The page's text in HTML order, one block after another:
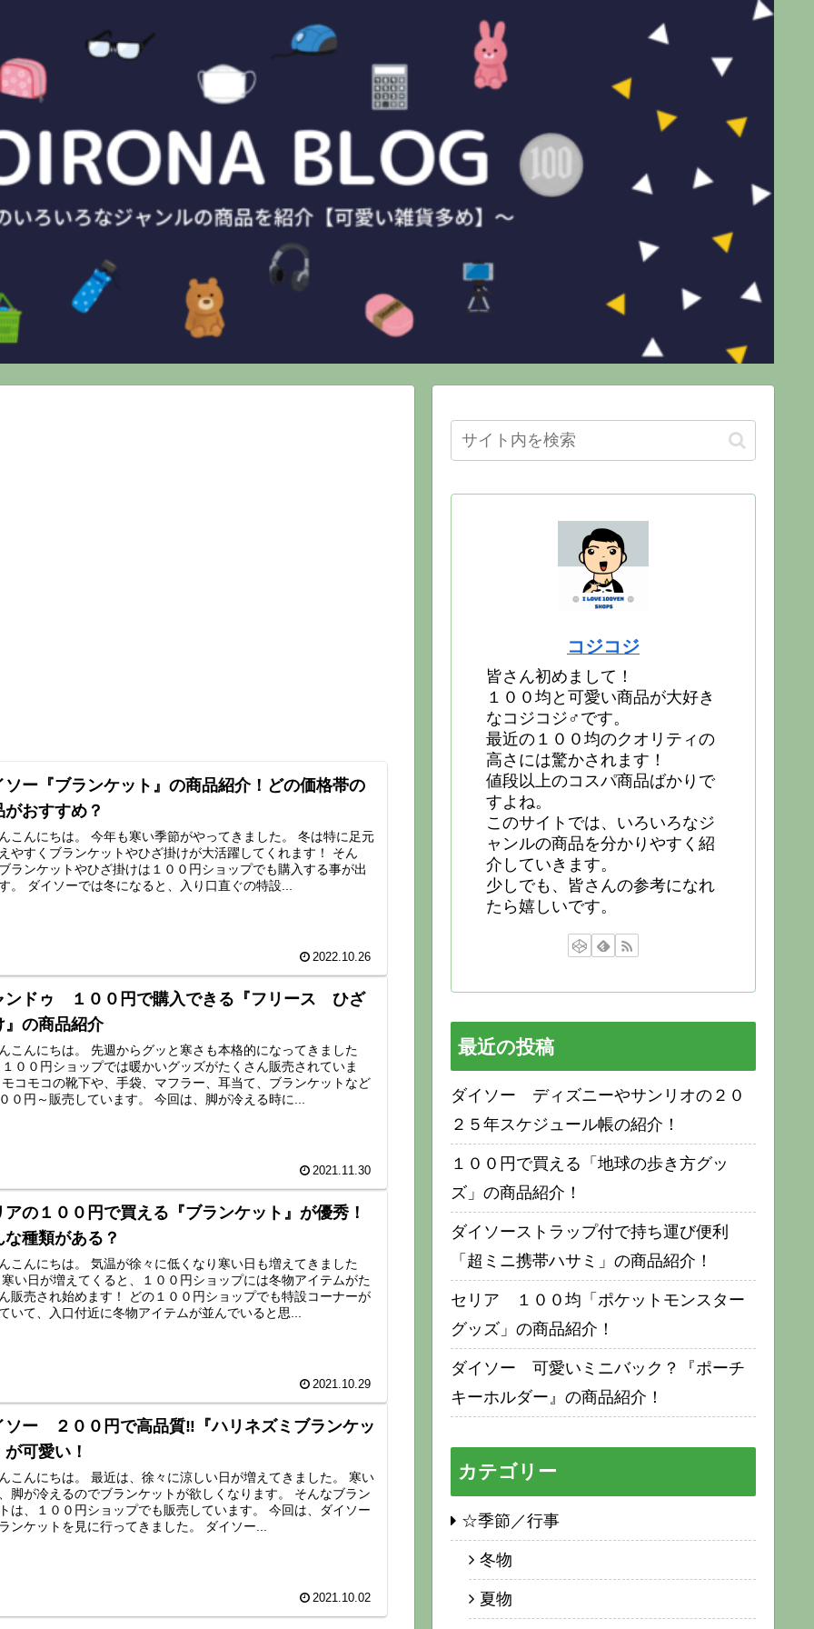
ソー『ブランケット』の商品紹介！どの価格帯の
がおすすめ？
こんにちは。 今年も寒い季節がやってきました。 冬は特に足元
やすくブランケットやひざ掛けが大活躍してくれます！ そん
ランケットやひざ掛けは１００円ショップでも購入する事が出
。 ダイソーでは冬になると、入り口直ぐの特設...
2022.10.26
ンドゥ １００円で購入できる『フリース ひざ
』の商品紹介
こんにちは。 先週からグッと寒さも本格的になってきました
００円ショップでは暖かいグッズがたくさん販売されていま
コモコの靴下や、手袋、マフラー、耳当て、ブランケットなど
０円～販売しています。 今回は、脚が冷える時に...
2021.11.30
アの１００円で買える『ブランケット』が優秀！
な種類がある？
こんにちは。 気温が徐々に低くなり寒い日も増えてきました
い日が増えてくると、１００円ショップには冬物アイテムがた
販売され始めます！ どの１００円ショップでも特設コーナーが
いて、入口付近に冬物アイテムが並んでいると思...
2021.10.29
ソー ２００円で高品質‼『ハリネズミブランケッ
が可愛い！
こんにちは。 最近は、徐々に涼しい日が増えてきました。 寒い
脚が冷えるのでブランケットが欲しくなります。 そんなブラン
は、１００円ショップでも販売しています。 今回は、ダイソー
ンケットを見に行ってきました。 ダイソー...
2021.10.02
コジコジ
皆さん初めまして！
１００均と可愛い商品が大好き
なコジコジ♂です。
最近の１００均のクオリティの
高さには驚かされます！
値段以上のコスパ商品ばかりで
すよね。
このサイトでは、いろいろなジ
ャンルの商品を分かりやすく紹
介していきます。
少しでも、皆さんの参考になれ
たら嬉しいです。
最近の投稿
ダイソー ディズニーやサンリオの２０
２５年スケジュール帳の紹介！
１００円で買える「地球の歩き方グッ
ズ」の商品紹介！
ダイソーストラップ付で持ち運び便利
「超ミニ携帯ハサミ」の商品紹介！
セリア １００均「ポケットモンスター
グッズ」の商品紹介！
ダイソー 可愛いミニバック？『ポーチ
キーホルダー』の商品紹介！
カテゴリー
☆季節／行事
冬物
夏物